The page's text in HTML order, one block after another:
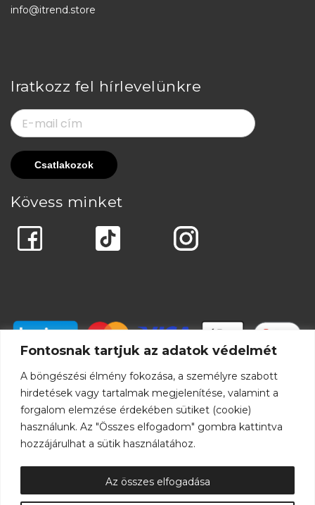
Fontosnak tartjuk az adatok védelmét
A böngészési élmény fokozása, a személyre szabott
hirdetések vagy tartalmak megjelenítése, valamint a
forgalom elemzése érdekében sütiket (cookie)
használunk. Az "Összes elfogadom" gombra kattintva
hozzájárulhat a sütik használatához.
Az összes elfogadása
info@itrend.store
Iratkozz fel hírlevelünkre
Kövess minket